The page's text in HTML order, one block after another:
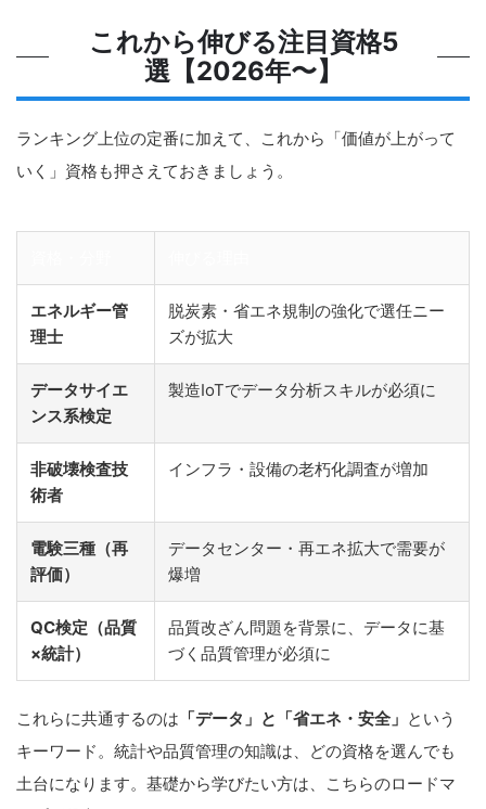
これから伸びる注目資格5
選【2026年〜】
ランキング上位の定番に加えて、これから「価値が上がって
いく」資格も押さえておきましょう。
エネルギー管
理士
脱炭素・省エネ規制の強化で選任ニー
ズが拡大
データサイエ
ンス系検定
製造IoTでデータ分析スキルが必須に
非破壊検査技
術者
インフラ・設備の老朽化調査が増加
電験三種（再
評価）
データセンター・再エネ拡大で需要が
爆増
QC検定（品質
×統計）
品質改ざん問題を背景に、データに基
づく品質管理が必須に
これらに共通するのは 「データ」と「省エネ・安全」 という
キーワード。統計や品質管理の知識は、どの資格を選んでも
土台になります。基礎から学びたい方は、こちらのロードマ